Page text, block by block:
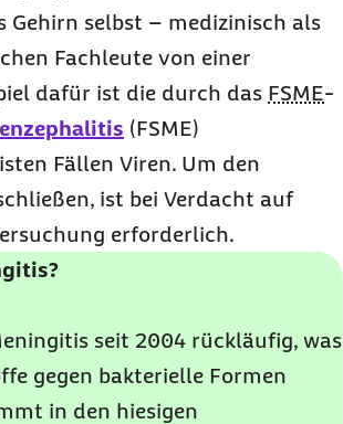
selbst – medizinisch als
Fachleute von einer
dafür ist die durch das FSME-
(FSME)
Fällen Viren. Um den
ist bei Verdacht auf
erforderlich.
seit 2004 rückläufig, was
gegen bakterielle Formen
in den hiesigen